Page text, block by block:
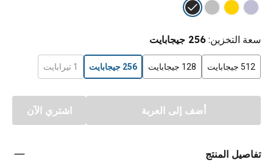
سعة التخزين: 256 جيجابايت
512 جيجابايت 128 جيجابايت 256 جيجابايت 1 تيرابايت
أضف إلى العربة اشتري الآن
تفاصيل المنتج